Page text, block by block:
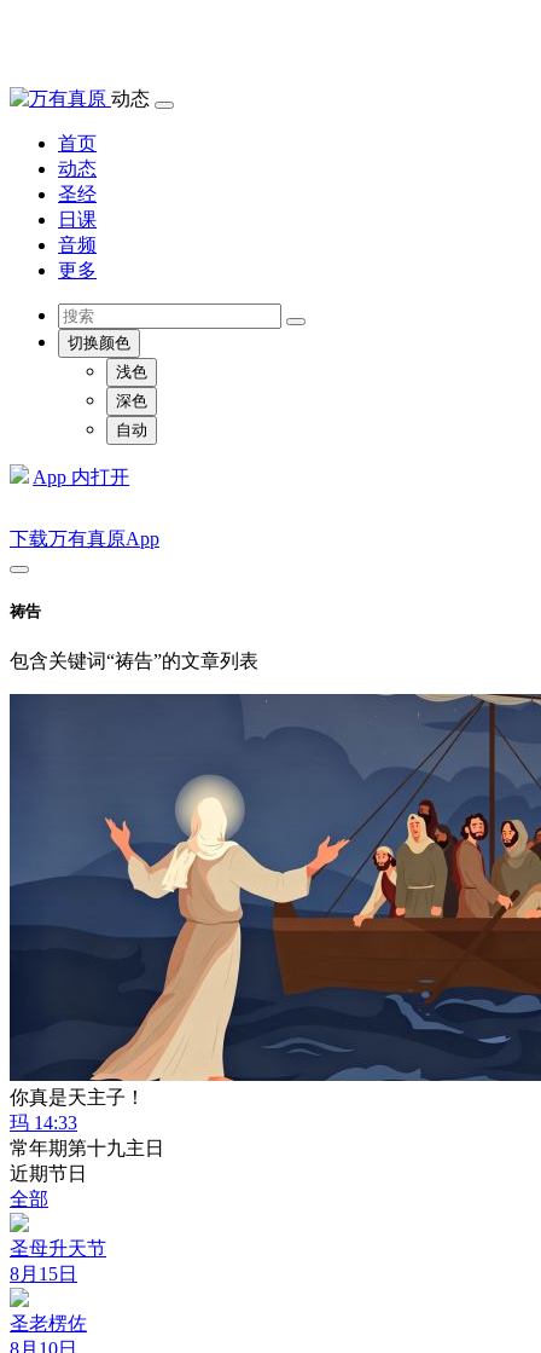
动态
首页
动态
圣经
日课
音频
更多
切换颜色
浅色
深色
自动
App 内打开
下载万有真原App
祷告
包含关键词“祷告”的文章列表
你真是天主子！
玛 14:33
常年期第十九主日
近期节日
全部
圣母升天节
8月15日
圣老楞佐